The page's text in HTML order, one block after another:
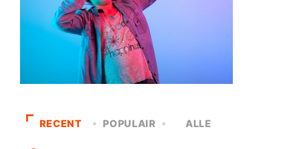
RECENT POPULAIR ALLE